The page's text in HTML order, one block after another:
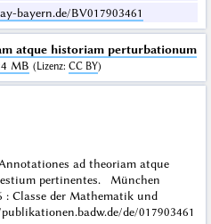
bayern.de/BV017903461
atque historiam perturbationum
MB (Lizenz: CC BY)
ad theoriam atque
pertinentes. München
Classe der Mathematik und
de/017903461